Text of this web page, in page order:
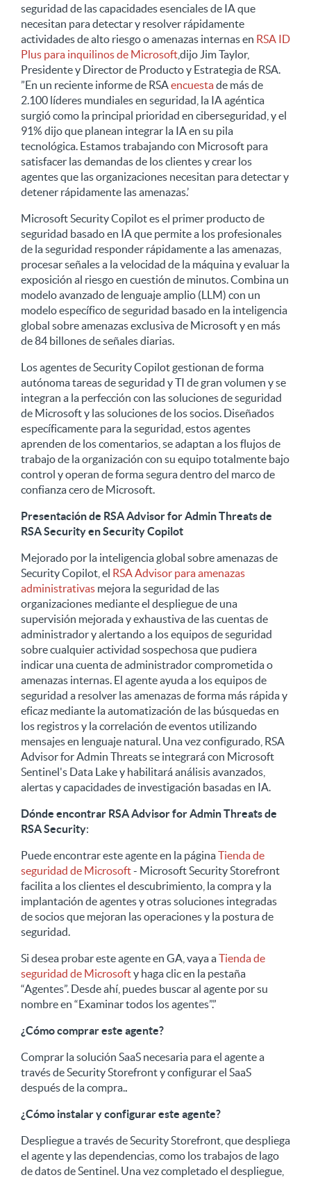
seguridad de las capacidades esenciales de IA que
necesitan para detectar y resolver rápidamente
actividades de alto riesgo o amenazas internas en RSA ID
Plus para inquilinos de Microsoft,dijo Jim Taylor,
Presidente y Director de Producto y Estrategia de RSA.
”En un reciente informe de RSAencuestade más de
2.100 líderes mundiales en seguridad, la IA agéntica
surgió como la principal prioridad en ciberseguridad, y el
91% dijo que planean integrar la IA en su pila
tecnológica. Estamos trabajando con Microsoft para
satisfacer las demandas de los clientes y crear los
agentes que las organizaciones necesitan para detectar y
detener rápidamente las amenazas.’
Microsoft Security Copilot es el primer producto de
seguridad basado en IA que permite a los profesionales
de la seguridad responder rápidamente a las amenazas,
procesar señales a la velocidad de la máquina y evaluar la
exposición al riesgo en cuestión de minutos. Combina un
modelo avanzado de lenguaje amplio (LLM) con un
modelo específico de seguridad basado en la inteligencia
global sobre amenazas exclusiva de Microsoft y en más
de 84 billones de señales diarias.
Los agentes de Security Copilot gestionan de forma
autónoma tareas de seguridad y TI de gran volumen y se
integran a la perfección con las soluciones de seguridad
de Microsoft y las soluciones de los socios. Diseñados
específicamente para la seguridad, estos agentes
aprenden de los comentarios, se adaptan a los flujos de
trabajo de la organización con su equipo totalmente bajo
control y operan de forma segura dentro del marco de
confianza cero de Microsoft.
Presentación de RSA Advisor for Admin Threats de
RSA Security en Security Copilot
Mejorado por la inteligencia global sobre amenazas de
Security Copilot, el RSA Advisor para amenazas
administrativas mejora la seguridad de las
organizaciones mediante el despliegue de una
supervisión mejorada y exhaustiva de las cuentas de
administrador y alertando a los equipos de seguridad
sobre cualquier actividad sospechosa que pudiera
indicar una cuenta de administrador comprometida o
amenazas internas. El agente ayuda a los equipos de
seguridad a resolver las amenazas de forma más rápida y
eficaz mediante la automatización de las búsquedas en
los registros y la correlación de eventos utilizando
mensajes en lenguaje natural. Una vez configurado, RSA
Advisor for Admin Threats se integrará con Microsoft
Sentinel's Data Lake y habilitará análisis avanzados,
alertas y capacidades de investigación basadas en IA.
Dónde encontrar RSA Advisor for Admin Threats de
RSA Security:
Puede encontrar este agente en la páginaTienda de
seguridad de Microsoft- Microsoft Security Storefront
facilita a los clientes el descubrimiento, la compra y la
implantación de agentes y otras soluciones integradas
de socios que mejoran las operaciones y la postura de
seguridad.
Si desea probar este agente en GA, vaya aTienda de
seguridad de Microsofty haga clic en la pestaña
“Agentes”. Desde ahí, puedes buscar al agente por su
nombre en “Examinar todos los agentes”.”
¿Cómo comprar este agente?
Comprar la solución SaaS necesaria para el agente a
través de Security Storefront y configurar el SaaS
después de la compra..
¿Cómo instalar y configurar este agente?
Despliegue a través de Security Storefront, que despliega
el agente y las dependencias, como los trabajos de lago
de datos de Sentinel. Una vez completado el despliegue,